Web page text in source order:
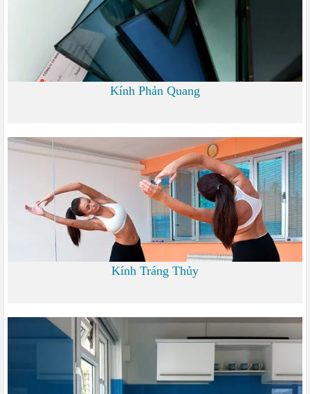
Kính Phản Quang
Kính Tráng Thủy
0 đ